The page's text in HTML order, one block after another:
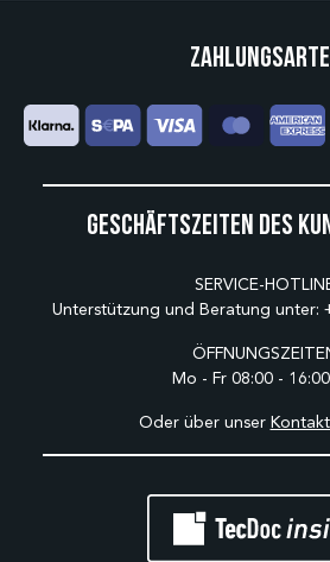
Geschäftszeiten des
SERVICE-
Unterstützung und Beratung unter:
Mo - Fr 08:00 -
Oder über unser